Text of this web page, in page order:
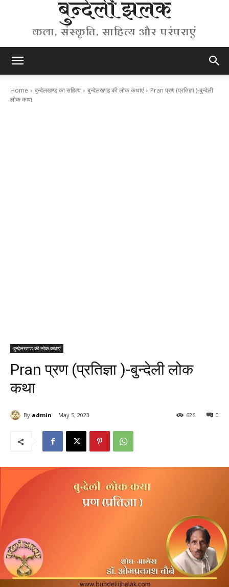
बुन्देली झलक
कला, संस्कृति, साहित्य और परंपराएं
Home बुन्देलखण्ड का सहित्य बुन्देलखण्ड की लोक कथाएं
Pran प्रण (प्रतिज्ञा )-बुन्देली
लोक कथा
बुन्देलखण्ड की लोक कथाएं
Pran प्रण (प्रतिज्ञा )-बुन्देली लोक
कथा
By admin May 5, 2023 0
626